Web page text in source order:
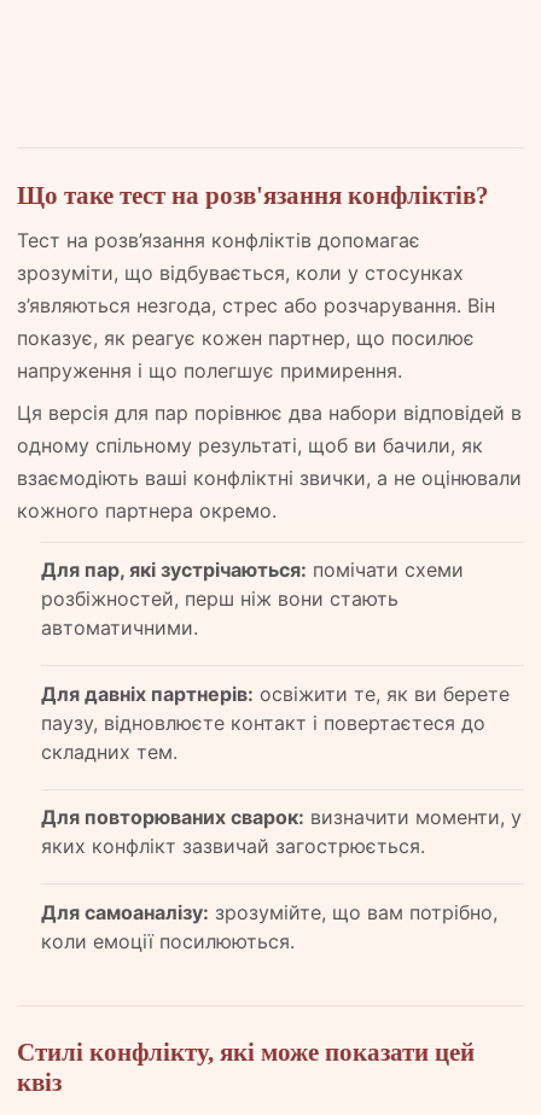
Що таке тест на розв'язання конфліктів?
Тест на розв’язання конфліктів допомагає
зрозуміти, що відбувається, коли у стосунках
з’являються незгода, стрес або розчарування. Він
показує, як реагує кожен партнер, що посилює
напруження і що полегшує примирення.
Ця версія для пар порівнює два набори відповідей в
одному спільному результаті, щоб ви бачили, як
взаємодіють ваші конфліктні звички, а не оцінювали
кожного партнера окремо.
Для пар, які зустрічаються: помічати схеми
розбіжностей, перш ніж вони стають
автоматичними.
Для давніх партнерів: освіжити те, як ви берете
паузу, відновлюєте контакт і повертаєтеся до
складних тем.
Для повторюваних сварок: визначити моменти, у
яких конфлікт зазвичай загострюється.
Для самоаналізу: зрозумійте, що вам потрібно,
коли емоції посилюються.
Стилі конфлікту, які може показати цей
квіз